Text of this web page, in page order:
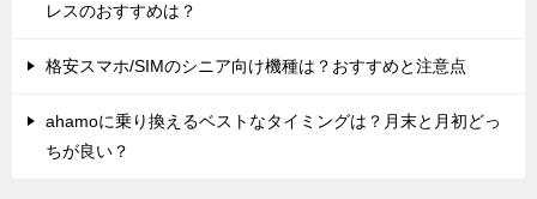
レスのおすすめは？
格安スマホ/SIMのシニア向け機種は？おすすめと注意点
ahamoに乗り換えるベストなタイミングは？月末と月初どっ
ちが良い？